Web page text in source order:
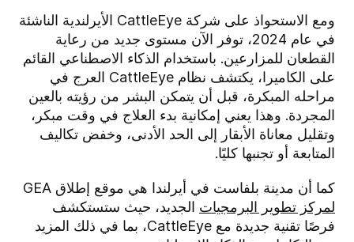
ومع الاستحواذ على شركة CattleEye الأيرلندية الناشئة
في عام 2024، توفر الآن مستوى جديد من رعاية
القطعان للمزارعين. باستخدام الذكاء الاصطناعي القائم
على الكاميرا، يكتشف نظام CattleEye العرج في
مراحله المبكرة، قبل أن يتمكن البشر من رؤيته بالعين
المجردة. وهذا يعني إمكانية بدء العلاج في وقت مبكر،
وتقليل معاناة الأبقار إلى الحد الأدنى، وخفض تكاليف
المتابعة أو تجنبها كليًا.
كما أن مدينة بلفاست في أيرلندا هي موقع إطلاق GEA
لمركز تطوير البرمجيات الجديد، حيث ستستكشف
فرصًا تقنية جديدة مع CattleEye، بما في ذلك المزيد